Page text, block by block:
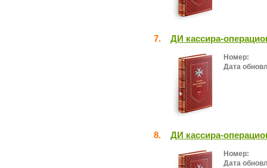
7. ДИ кассира-
Номер:
Дата
8. ДИ кассира-
Номер:
Дата